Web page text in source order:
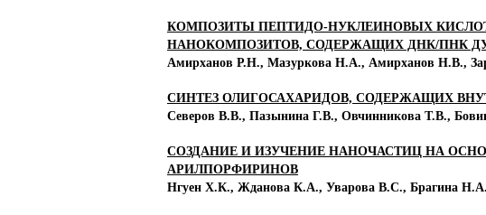
КОМПОЗИТЫ ПЕПТИДО-НУКЛЕИНОВЫХ
НАНОКОМПОЗИТОВ, СОДЕРЖАЩИХ ДНК/ПНК
Амирханов Р.Н., Мазуркова Н.А., Амирханов Н.В.,
СИНТЕЗ ОЛИГОСАХАРИДОВ, СОДЕРЖАЩИХ
Северов В.В., Пазынина Г.В., Овчинникова Т.В.,
СОЗДАНИЕ И ИЗУЧЕНИЕ НАНОЧАСТИЦ НА
АРИЛПОРФИРИНОВ
Нгуен Х.К., Жданова К.А., Уварова В.С., Брагина